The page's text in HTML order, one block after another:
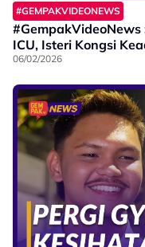
#GEMPAKVIDEONEWS
ICU, Isteri Kongsi
06/02/2026